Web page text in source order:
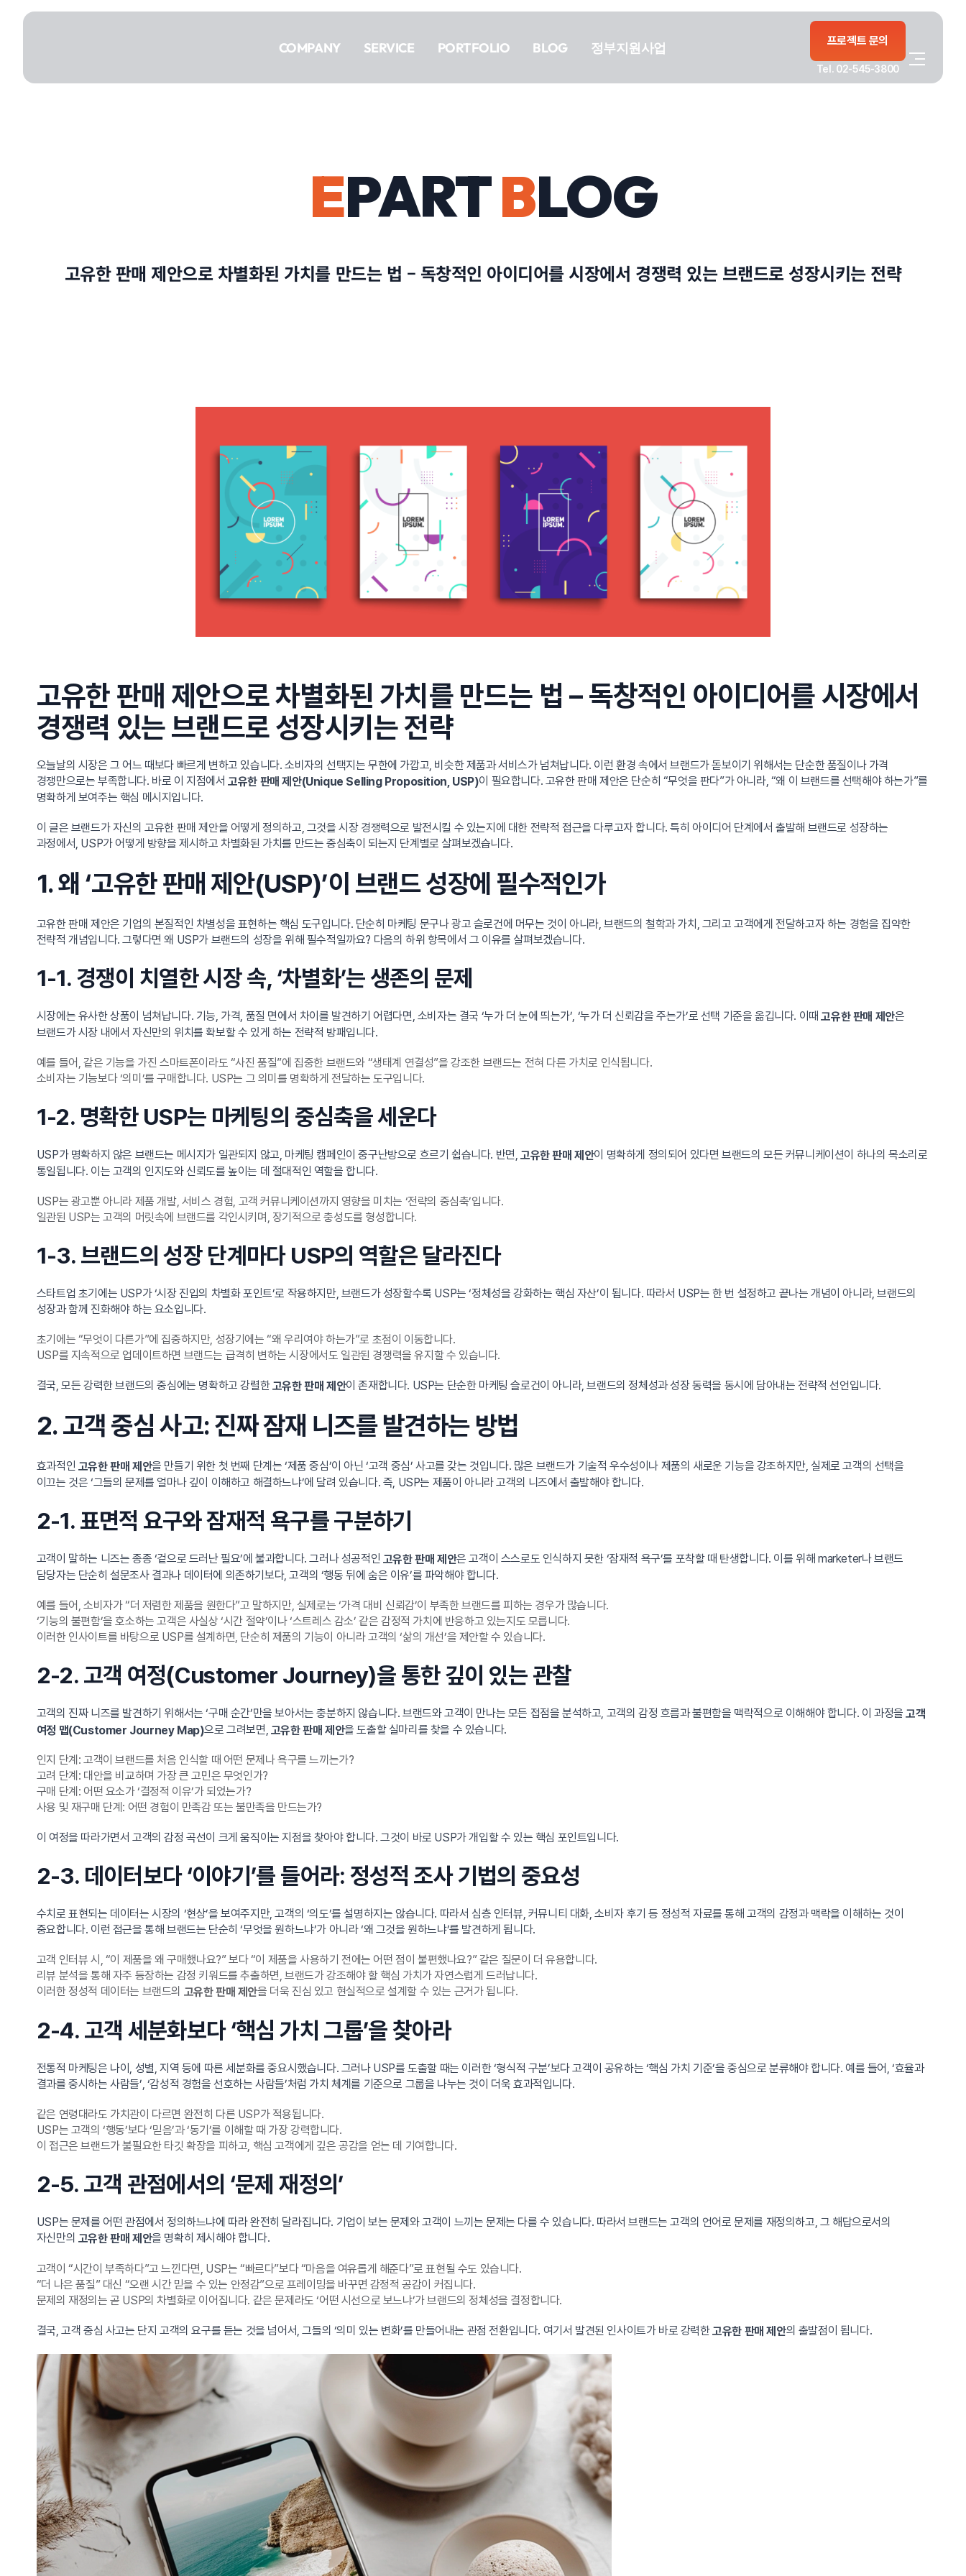
건너뛰기
COMPANY SERVICE PORTFOLIO BLOG 정부지원사업 프로젝트 문의
Tel. 02-545-3800
PORTFOLIO
EPARTBLOG
고유한 판매 제안으로 차별화된 가치를 만드는 법 – 독창적인 아이디어를 시장에서 경쟁력 있는 브랜드로 성장시키는 전략
고유한 판매 제안으로 차별화된 가치를 만드는 법 – 독창적인 아이디어를 시장에서
경쟁력 있는 브랜드로 성장시키는 전략
오늘날의 시장은 그 어느 때보다 빠르게 변하고 있습니다. 소비자의 선택지는 무한에 가깝고, 비슷한 제품과 서비스가 넘쳐납니다. 이런 환경 속에서 브랜드가 돋보이기 위해서는 단순한 품질이나 가격
경쟁만으로는 부족합니다. 바로 이 지점에서고유한 판매 제안(Unique Selling Proposition, USP)이 필요합니다. 고유한 판매 제안은 단순히 “무엇을 판다”가 아니라, “왜 이 브랜드를 선택해야 하는가”를
명확하게 보여주는 핵심 메시지입니다.
이 글은 브랜드가 자신의 고유한 판매 제안을 어떻게 정의하고, 그것을 시장 경쟁력으로 발전시킬 수 있는지에 대한 전략적 접근을 다루고자 합니다. 특히 아이디어 단계에서 출발해 브랜드로 성장하는
과정에서, USP가 어떻게 방향을 제시하고 차별화된 가치를 만드는 중심축이 되는지 단계별로 살펴보겠습니다.
1. 왜 ‘고유한 판매 제안(USP)’이 브랜드 성장에 필수적인가
고유한 판매 제안은 기업의 본질적인 차별성을 표현하는 핵심 도구입니다. 단순히 마케팅 문구나 광고 슬로건에 머무는 것이 아니라, 브랜드의 철학과 가치, 그리고 고객에게 전달하고자 하는 경험을 집약한
전략적 개념입니다. 그렇다면 왜 USP가 브랜드의 성장을 위해 필수적일까요? 다음의 하위 항목에서 그 이유를 살펴보겠습니다.
1-1. 경쟁이 치열한 시장 속, ‘차별화’는 생존의 문제
시장에는 유사한 상품이 넘쳐납니다. 기능, 가격, 품질 면에서 차이를 발견하기 어렵다면, 소비자는 결국 ‘누가 더 눈에 띄는가’, ‘누가 더 신뢰감을 주는가’로 선택 기준을 옮깁니다. 이때고유한 판매 제안은
브랜드가 시장 내에서 자신만의 위치를 확보할 수 있게 하는 전략적 방패입니다.
예를 들어, 같은 기능을 가진 스마트폰이라도 “사진 품질”에 집중한 브랜드와 “생태계 연결성”을 강조한 브랜드는 전혀 다른 가치로 인식됩니다.
소비자는 기능보다 ‘의미’를 구매합니다. USP는 그 의미를 명확하게 전달하는 도구입니다.
1-2. 명확한 USP는 마케팅의 중심축을 세운다
USP가 명확하지 않은 브랜드는 메시지가 일관되지 않고, 마케팅 캠페인이 중구난방으로 흐르기 쉽습니다. 반면, 고유한 판매 제안이 명확하게 정의되어 있다면 브랜드의 모든 커뮤니케이션이 하나의 목소리로
통일됩니다. 이는 고객의 인지도와 신뢰도를 높이는 데 절대적인 역할을 합니다.
USP는 광고뿐 아니라 제품 개발, 서비스 경험, 고객 커뮤니케이션까지 영향을 미치는 ‘전략의 중심축’입니다.
일관된 USP는 고객의 머릿속에 브랜드를 각인시키며, 장기적으로 충성도를 형성합니다.
1-3. 브랜드의 성장 단계마다 USP의 역할은 달라진다
스타트업 초기에는 USP가 ‘시장 진입의 차별화 포인트’로 작용하지만, 브랜드가 성장할수록 USP는 ‘정체성을 강화하는 핵심 자산’이 됩니다. 따라서 USP는 한 번 설정하고 끝나는 개념이 아니라, 브랜드의
성장과 함께 진화해야 하는 요소입니다.
초기에는 “무엇이 다른가”에 집중하지만, 성장기에는 “왜 우리여야 하는가”로 초점이 이동합니다.
USP를 지속적으로 업데이트하면 브랜드는 급격히 변하는 시장에서도 일관된 경쟁력을 유지할 수 있습니다.
결국, 모든 강력한 브랜드의 중심에는 명확하고 강렬한고유한 판매 제안이 존재합니다. USP는 단순한 마케팅 슬로건이 아니라, 브랜드의 정체성과 성장 동력을 동시에 담아내는 전략적 선언입니다.
2. 고객 중심 사고: 진짜 잠재 니즈를 발견하는 방법
효과적인 고유한 판매 제안을 만들기 위한 첫 번째 단계는 ‘제품 중심’이 아닌 ‘고객 중심’ 사고를 갖는 것입니다. 많은 브랜드가 기술적 우수성이나 제품의 새로운 기능을 강조하지만, 실제로 고객의 선택을
이끄는 것은 ‘그들의 문제를 얼마나 깊이 이해하고 해결하느냐’에 달려 있습니다. 즉, USP는 제품이 아니라 고객의 니즈에서 출발해야 합니다.
2-1. 표면적 요구와 잠재적 욕구를 구분하기
고객이 말하는 니즈는 종종 ‘겉으로 드러난 필요’에 불과합니다. 그러나 성공적인 고유한 판매 제안은 고객이 스스로도 인식하지 못한 ‘잠재적 욕구’를 포착할 때 탄생합니다. 이를 위해 marketer나 브랜드
담당자는 단순히 설문조사 결과나 데이터에 의존하기보다, 고객의 ‘행동 뒤에 숨은 이유’를 파악해야 합니다.
예를 들어, 소비자가 “더 저렴한 제품을 원한다”고 말하지만, 실제로는 ‘가격 대비 신뢰감’이 부족한 브랜드를 피하는 경우가 많습니다.
‘기능의 불편함’을 호소하는 고객은 사실상 ‘시간 절약’이나 ‘스트레스 감소’ 같은 감정적 가치에 반응하고 있는지도 모릅니다.
이러한 인사이트를 바탕으로 USP를 설계하면, 단순히 제품의 기능이 아니라 고객의 ‘삶의 개선’을 제안할 수 있습니다.
2-2. 고객 여정(Customer Journey)을 통한 깊이 있는 관찰
고객의 진짜 니즈를 발견하기 위해서는 ‘구매 순간’만을 보아서는 충분하지 않습니다. 브랜드와 고객이 만나는 모든 접점을 분석하고, 고객의 감정 흐름과 불편함을 맥락적으로 이해해야 합니다. 이 과정을고객
여정 맵(Customer Journey Map)으로 그려보면, 고유한 판매 제안을 도출할 실마리를 찾을 수 있습니다.
인지 단계: 고객이 브랜드를 처음 인식할 때 어떤 문제나 욕구를 느끼는가?
고려 단계: 대안을 비교하며 가장 큰 고민은 무엇인가?
구매 단계: 어떤 요소가 ‘결정적 이유’가 되었는가?
사용 및 재구매 단계: 어떤 경험이 만족감 또는 불만족을 만드는가?
이 여정을 따라가면서 고객의 감정 곡선이 크게 움직이는 지점을 찾아야 합니다. 그것이 바로 USP가 개입할 수 있는 핵심 포인트입니다.
2-3. 데이터보다 ‘이야기’를 들어라: 정성적 조사 기법의 중요성
수치로 표현되는 데이터는 시장의 ‘현상’을 보여주지만, 고객의 ‘의도’를 설명하지는 않습니다. 따라서 심층 인터뷰, 커뮤니티 대화, 소비자 후기 등 정성적 자료를 통해 고객의 감정과 맥락을 이해하는 것이
중요합니다. 이런 접근을 통해 브랜드는 단순히 ‘무엇을 원하느냐’가 아니라 ‘왜 그것을 원하느냐’를 발견하게 됩니다.
고객 인터뷰 시, “이 제품을 왜 구매했나요?” 보다 “이 제품을 사용하기 전에는 어떤 점이 불편했나요?” 같은 질문이 더 유용합니다.
리뷰 분석을 통해 자주 등장하는 감정 키워드를 추출하면, 브랜드가 강조해야 할 핵심 가치가 자연스럽게 드러납니다.
이러한 정성적 데이터는 브랜드의 고유한 판매 제안을 더욱 진심 있고 현실적으로 설계할 수 있는 근거가 됩니다.
2-4. 고객 세분화보다 ‘핵심 가치 그룹’을 찾아라
전통적 마케팅은 나이, 성별, 지역 등에 따른 세분화를 중요시했습니다. 그러나 USP를 도출할 때는 이러한 ‘형식적 구분’보다 고객이 공유하는 ‘핵심 가치 기준’을 중심으로 분류해야 합니다. 예를 들어, ‘효율과
결과를 중시하는 사람들’, ‘감성적 경험을 선호하는 사람들’처럼 가치 체계를 기준으로 그룹을 나누는 것이 더욱 효과적입니다.
같은 연령대라도 가치관이 다르면 완전히 다른 USP가 적용됩니다.
USP는 고객의 ‘행동’보다 ‘믿음’과 ‘동기’를 이해할 때 가장 강력합니다.
이 접근은 브랜드가 불필요한 타깃 확장을 피하고, 핵심 고객에게 깊은 공감을 얻는 데 기여합니다.
2-5. 고객 관점에서의 ‘문제 재정의’
USP는 문제를 어떤 관점에서 정의하느냐에 따라 완전히 달라집니다. 기업이 보는 문제와 고객이 느끼는 문제는 다를 수 있습니다. 따라서 브랜드는 고객의 언어로 문제를 재정의하고, 그 해답으로서의
자신만의 고유한 판매 제안을 명확히 제시해야 합니다.
고객이 “시간이 부족하다”고 느낀다면, USP는 “빠르다”보다 “마음을 여유롭게 해준다”로 표현될 수도 있습니다.
“더 나은 품질” 대신 “오랜 시간 믿을 수 있는 안정감”으로 프레이밍을 바꾸면 감정적 공감이 커집니다.
문제의 재정의는 곧 USP의 차별화로 이어집니다. 같은 문제라도 ‘어떤 시선으로 보느냐’가 브랜드의 정체성을 결정합니다.
결국, 고객 중심 사고는 단지 고객의 요구를 듣는 것을 넘어서, 그들의 ‘의미 있는 변화’를 만들어내는 관점 전환입니다. 여기서 발견된 인사이트가 바로 강력한고유한 판매 제안의 출발점이 됩니다.